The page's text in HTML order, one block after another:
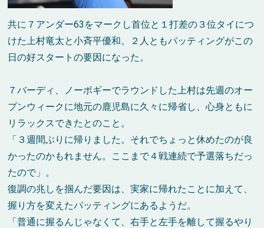
共に７アンダー63をマークし首位と１打差の３位タイにつ
けた上村竜太と小斉平優和。２人ともパッティングがこの
日の好スタートの要因になった。
７バーディ、ノーボギーでラウンドした上村は先週のオー
プンウィークに地元の鹿児島に久々に帰省し、心身ともに
リラックスできたとのこと。
「３週間ぶりに帰りました。それでちょっと休めたのが良
かったのかもれません。ここまで４戦連続で予選落ちだっ
たので」。
復調の兆しを掴んだ要因は、実家に帰れたことに加えて、
握り方を変えたパッティングにあるようだ。
「普通に握るんじゃなくて、右手と左手を離して握るやり